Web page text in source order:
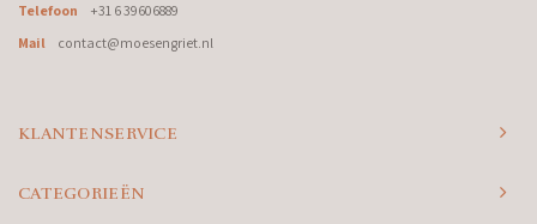
Telefoon
+31 6 39606889
Mail
contact@moesengriet.nl
KLANTENSERVICE
CATEGORIEËN